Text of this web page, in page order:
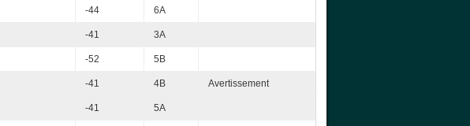
-44 6A
-41 3A
-52 5B
-41 4B Avertissement
-41 5A